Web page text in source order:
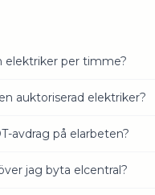
elektriker per timme?
auktoriserad elektriker?
avdrag på elarbeten?
jag byta elcentral?